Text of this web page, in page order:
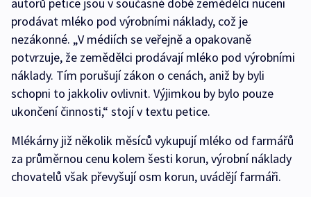
autorů petice jsou v současné době zemědělci nuceni
prodávat mléko pod výrobními náklady, což je
nezákonné. „V médiích se veřejně a opakovaně
potvrzuje, že zemědělci prodávají mléko pod výrobními
náklady. Tím porušují zákon o cenách, aniž by byli
schopni to jakkoliv ovlivnit. Výjimkou by bylo pouze
ukončení činnosti,“ stojí v textu petice.
Mlékárny již několik měsíců vykupují mléko od farmářů
za průměrnou cenu kolem šesti korun, výrobní náklady
chovatelů však převyšují osm korun, uvádějí farmáři.